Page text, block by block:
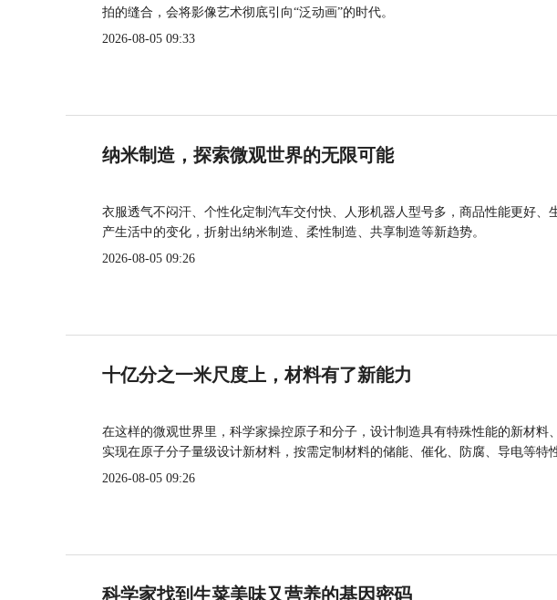
拍的缝合，会将影像艺术彻底引向“泛动画”的时代。
2026-08-05 09:33
纳米制造，探索微观世界的无限可能
衣服透气不闷汗、个性化定制汽车交付快、人形机器人型号多，商品性能更好
产生活中的变化，折射出纳米制造、柔性制造、共享制造等新趋势。
2026-08-05 09:26
十亿分之一米尺度上，材料有了新能力
在这样的微观世界里，科学家操控原子和分子，设计制造具有特殊性能的新材
实现在原子分子量级设计新材料，按需定制材料的储能、催化、防腐、导电等特
2026-08-05 09:26
科学家找到生菜美味又营养的基因密码